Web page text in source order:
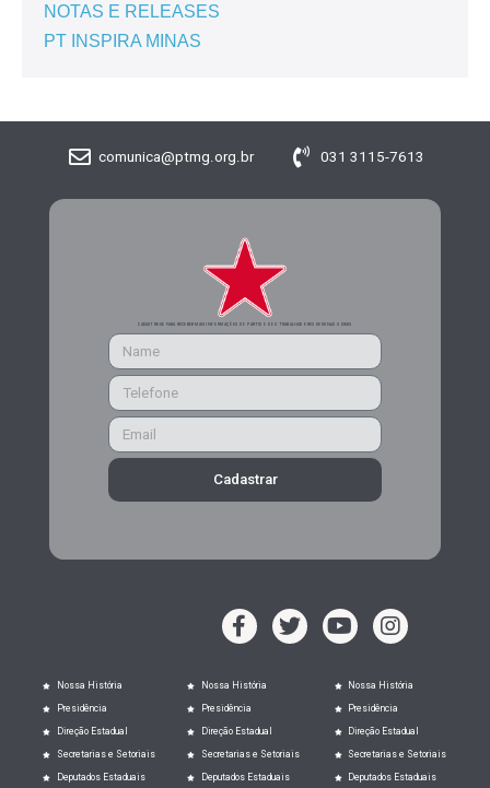
NOTAS E RELEASES
PT INSPIRA MINAS
comunica@ptmg.org.br 031 3115-7613
CADASTRE-SE PARA RECEBER MAIS INFORMAÇÕES DO PARTIDO DOS TRABALHADORES DE MINAS GERAIS
Cadastrar
Nossa História
Presidência
Direção Estadual
Secretarias e Setoriais
Deputados Estaduais
Nossa História
Presidência
Direção Estadual
Secretarias e Setoriais
Deputados Estaduais
Nossa História
Presidência
Direção Estadual
Secretarias e Setoriais
Deputados Estaduais